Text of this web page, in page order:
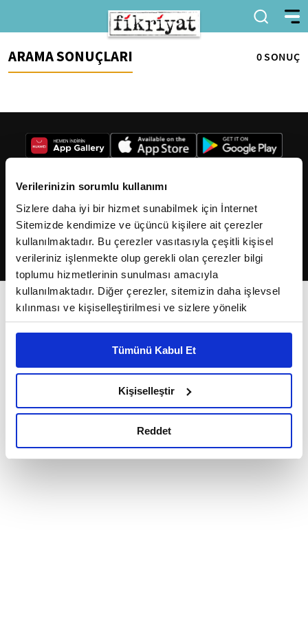
Verilerinizin sorumlu kullanımı
Sizlere daha iyi bir hizmet sunabilmek için İnternet
Sitemizde kendimize ve üçüncü kişilere ait çerezler
kullanılmaktadır. Bu çerezler vasıtasıyla çeşitli kişisel
verileriniz işlenmekte olup gerekli olan çerezler bilgi
toplumu hizmetlerinin sunulması amacıyla
kullanılmaktadır. Diğer çerezler, sitemizin daha işlevsel
kılınması ve kişiselleştirilmesi ve sizlere yönelik
reklam/pazarlama faaliyetlerinin yapılması, amaçlarıyla
Çerezlere ilişkin tercihlerinizi çerez paneli vasıtasıyla
belirleyebilirsiniz. Çerezlere ilişkin detaylı bilgi için
Ayarlar butonuna tıklayabilir,Çerez Bilgilendirme
Metnimizi ziyaret edebilirsiniz.
okumak ve sitemizi ziyaretiniz kapsamında
Tümünü Kabul Et
Kişiselleştir
Reddet
ARAMA SONUÇLARI 0 SONUÇ
2026Fikriyat. Tüm hakları saklıdır.